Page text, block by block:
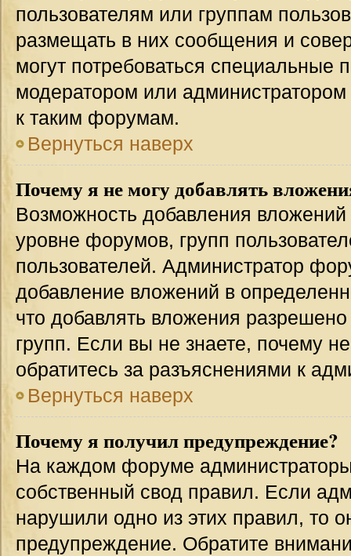
пользователям или группам
размещать в них сообщения и
могут потребоваться специальные
модератором или
к таким форумам.
Вернуться наверх
Почему я не могу добавлять
Возможность добавления
уровне форумов, групп
пользователей. Администратор
добавление вложений в
что добавлять вложения
групп. Если вы не знаете, почему
обратитесь за разъяснениями к
Вернуться наверх
Почему я получил предупреждение?
На каждом форуме
собственный свод правил. Если
нарушили одно из этих правил, то
предупреждение. Обратите